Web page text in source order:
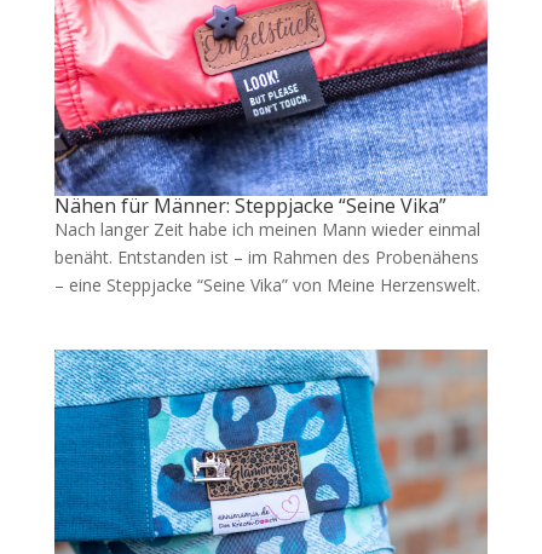
Nähen für Männer: Steppjacke “Seine Vika”
Nach langer Zeit habe ich meinen Mann wieder einmal
benäht. Entstanden ist – im Rahmen des Probenähens
– eine Steppjacke “Seine Vika” von Meine Herzenswelt.